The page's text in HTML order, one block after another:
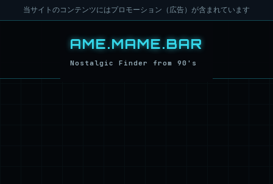
当サイトのコンテンツにはプロモーション（広告）が含まれています